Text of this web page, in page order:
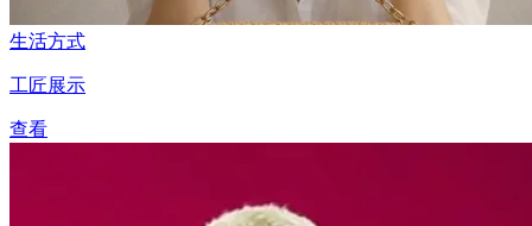
生活方式
工匠展示
查看